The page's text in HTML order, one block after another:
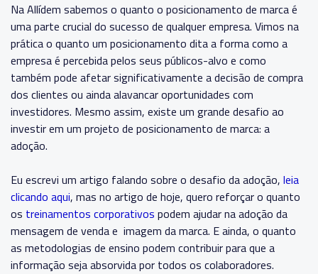
Na Allídem sabemos o quanto o posicionamento de marca é
uma parte crucial do sucesso de qualquer empresa. Vimos na
prática o quanto um posicionamento dita a forma como a
empresa é percebida pelos seus públicos-alvo e como
também pode afetar significativamente a decisão de compra
dos clientes ou ainda alavancar oportunidades com
investidores. Mesmo assim, existe um grande desafio ao
investir em um projeto de posicionamento de marca: a
adoção.
Eu escrevi um artigo falando sobre o desafio da adoção, leia
clicando aqui, mas no artigo de hoje, quero reforçar o quanto
os treinamentos corporativos podem ajudar na adoção da
mensagem de venda e imagem da marca. E ainda, o quanto
as metodologias de ensino podem contribuir para que a
informação seja absorvida por todos os colaboradores.